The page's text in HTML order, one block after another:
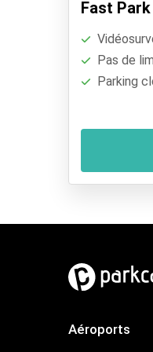
Fast
Pas de
Parking
Aéroports